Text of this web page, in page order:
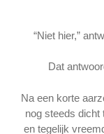
“Niet hier,”
Dat
Na een korte
nog steeds
en tegelijk